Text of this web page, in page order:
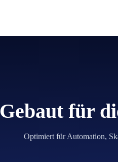
Gebaut für
Optimiert für Automation,